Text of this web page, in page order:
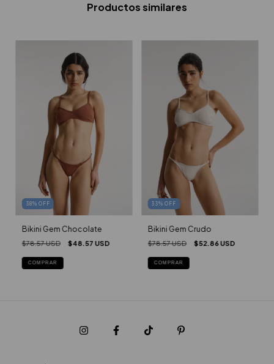
Productos similares
38% OFF
Bikini Gem Chocolate
$78.57 USD $48.57 USD
COMPRAR
33%OFF
Bikini Gem Crudo
$78.57 USD $52.86 USD
COMPRAR